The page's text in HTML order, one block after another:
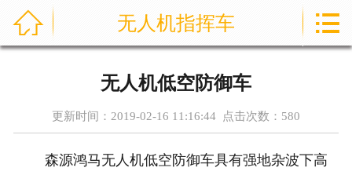
 无人机指挥车 
无人机低空防御车
更新时间：2019-02-16 11:16:44 点击次数： 580
森源鸿马无人机低空防御车具有强地杂波下高